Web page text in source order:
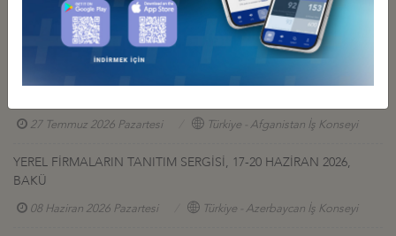
GÜRCİSTAN YATIRIM PROJELERİ HK.
27 Temmuz 2026 Pazartesi Türkiye - Gürcistan İş Konseyi
27 Temmuz 2026 Pazartesi Türkiye - Afganistan İş Konseyi
YEREL FİRMALARIN TANITIM SERGİSİ, 17-20 HAZİRAN 2026,
BAKÜ
08 Haziran 2026 Pazartesi Türkiye - Azerbaycan İş Konseyi